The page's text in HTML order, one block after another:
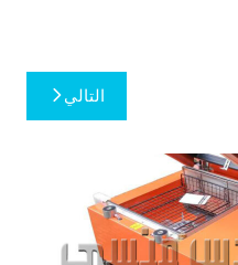
التالي